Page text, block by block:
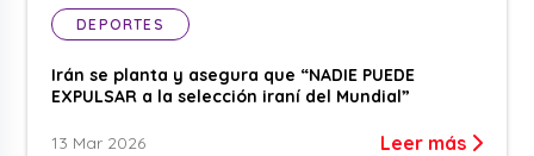
DEPORTES
Irán se planta y asegura que “NADIE PUEDE
EXPULSAR a la selección iraní del Mundial”
13 Mar 2026 Leer más